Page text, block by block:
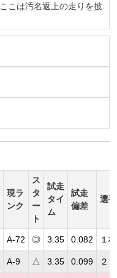
こは汚名返上の走りを披
現ラ
ンク
ス
タ
ー
ト
試走
タイ
ム
試走
偏差
選
A-72 ◎ 3.35 0.082 １
A-9 △ 3.35 0.099 ２